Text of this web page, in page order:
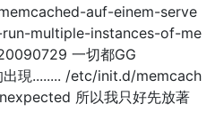
auf-einem-serve
multiple-instances-of-me
一切都GG
出現........ /etc/init.d/memcach
所以我只好先放著